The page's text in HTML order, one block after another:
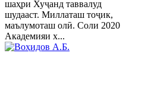
шаҳри Хуҷанд таввалуд
шудааст. Миллаташ тоҷик,
маълумоташ олӣ. Соли 2020
Академияи х...